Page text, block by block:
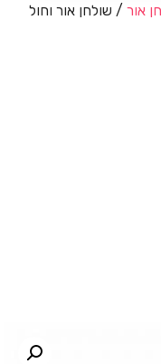
אור / שולחן אור וחול